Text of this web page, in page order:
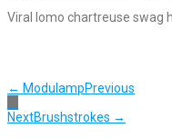
Viral lomo chartreuse swag
← ModulampPrevious
NextBrushstrokes →